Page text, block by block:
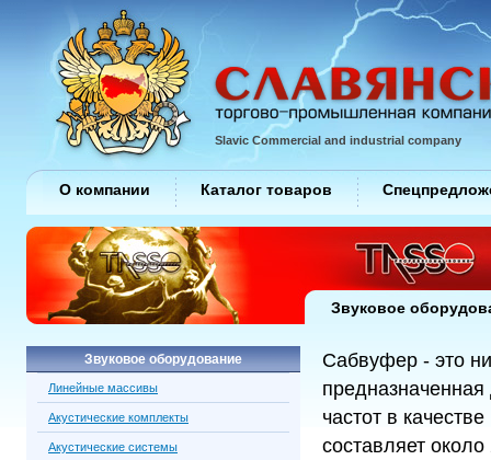
Сабвуфер - это
предназначенная
частот в
составляет
Звуковое оборудование
Линейные массивы
Акустические комплекты
Акустические системы
Slavic Commercial and industrial company
О компании Каталог товаров
Звуковое